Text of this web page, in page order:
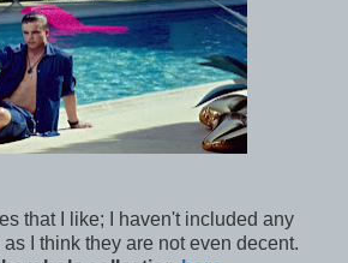
that I like; I haven't included any
I think they are not even decent.